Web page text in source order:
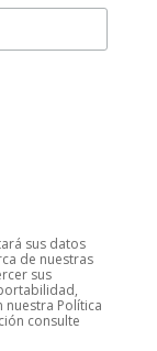
sus datos
de nuestras
sus
Política
consulte